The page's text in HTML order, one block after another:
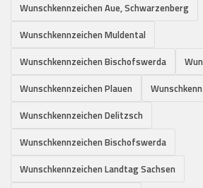
Wunschkennzeichen Aue, Schwarzenberg
Wunschkennzeichen Muldental
Wunschkennzeichen Bischofswerda
Wunschkennzeichen Plauen
Wunschkennzeichen Delitzsch
Wunschkennzeichen Bischofswerda
Wunschkennzeichen Landtag Sachsen